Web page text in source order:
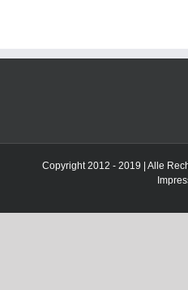
Copyright 2012 - 2019 | Alle